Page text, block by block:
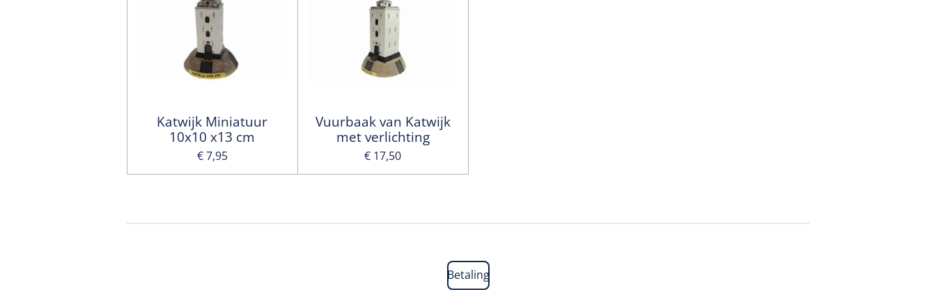
Katwijk Miniatuur
10x10 x13 cm
€ 7,95
Vuurbaak van Katwijk
met verlichting
€ 17,50
Betaling